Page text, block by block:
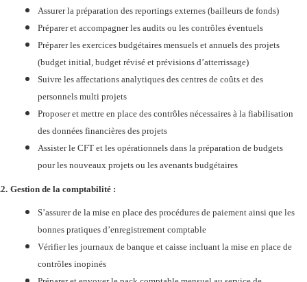
Assurer la préparation des reportings externes (bailleurs de fonds)
Préparer et accompagner les audits ou les contrôles éventuels
Préparer les exercices budgétaires mensuels et annuels des projets
(budget initial, budget révisé et prévisions d’atterrissage)
Suivre les affectations analytiques des centres de coûts et des
personnels multi projets
Proposer et mettre en place des contrôles nécessaires à la fiabilisation
des données financières des projets
Assister le CFT et les opérationnels dans la préparation de budgets
pour les nouveaux projets ou les avenants budgétaires
Gestion de la comptabilité :
S’assurer de la mise en place des procédures de paiement ainsi que les
bonnes pratiques d’enregistrement comptable
Vérifier les journaux de banque et caisse incluant la mise en place de
contrôles inopinés